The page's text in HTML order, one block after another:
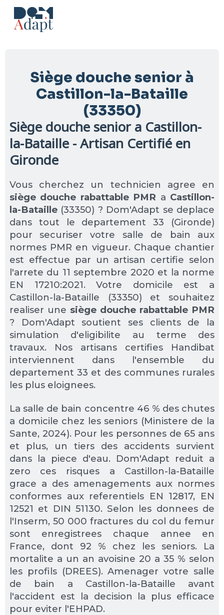
Aller
contenu
Siège douche senior à
Castillon-la-Bataille
(33350)
Siège douche senior a Castillon-
la-Bataille - Artisan Certifié en
Gironde
Vous cherchez un technicien agree en
siège douche rabattable PMR a Castillon-
la-Bataille(33350) ? Dom'Adapt se deplace
dans tout le departement 33 (Gironde)
pour securiser votre salle de bain aux
normes PMR en vigueur. Chaque chantier
est effectue par un artisan certifie selon
l'arrete du 11 septembre 2020 et la norme
EN 17210:2021. Votre domicile est a
Castillon-la-Bataille (33350) et souhaitez
realiser une siège douche rabattable PMR
? Dom'Adapt soutient ses clients de la
simulation d'eligibilite au terme des
travaux. Nos artisans certifies Handibat
interviennent dans l'ensemble du
departement 33 et des communes rurales
les plus eloignees.
La salle de bain concentre 46 % des chutes
a domicile chez les seniors (Ministere de la
Sante, 2024). Pour les personnes de 65 ans
et plus, un tiers des accidents survient
dans la piece d'eau. Dom'Adapt reduit a
zero ces risques a Castillon-la-Bataille
grace a des amenagements aux normes
conformes aux referentiels EN 12817, EN
12521 et DIN 51130. Selon les donnees de
l'Inserm, 50 000 fractures du col du femur
sont enregistrees chaque annee en
France, dont 92 % chez les seniors. La
mortalite a un an avoisine 20 a 35 % selon
les profils (DREES). Amenager votre salle
de bain a Castillon-la-Bataille avant
l'accident est la decision la plus efficace
pour eviter l'EHPAD.